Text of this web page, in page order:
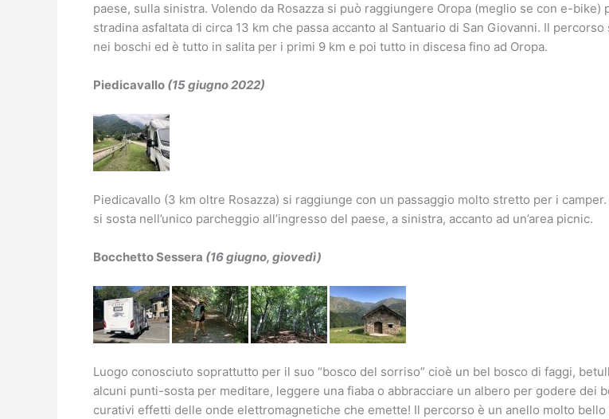
paese, sulla sinistra. Volendo da Rosazza si può raggiungere Oropa (meglio se con e-bike)
stradina asfaltata di circa 13 km che passa accanto al Santuario di San Giovanni. Il percorso
nei boschi ed è tutto in salita per i primi 9 km e poi tutto in discesa fino ad Oropa.
Piedicavallo (15 giugno 2022)
Piedicavallo (3 km oltre Rosazza) si raggiunge con un passaggio molto stretto per i
si sosta nell’unico parcheggio all’ingresso del paese, a sinistra, accanto ad un’area picnic.
Bocchetto Sessera (16 giugno, giovedì)
Luogo conosciuto soprattutto per il suo “bosco del sorriso” cioè un bel bosco di faggi,
alcuni punti-sosta per meditare, leggere una fiaba o abbracciare un albero per godere dei
curativi effetti delle onde elettromagnetiche che emette! Il percorso è un anello molto bello